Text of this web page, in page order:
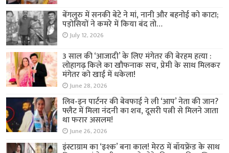
बेंगलुरु में सनकी बेटे ने मां, नानी और बहनोई को काटा;
पड़ोसियों ने कमरे में किया बंद तो…
July 12, 2026
3 साल की ‘आजादी’ के लिए मंगेतर की बेरहम हत्या :
लोहागढ़ किले का खौफनाक सच, प्रेमी के साथ मिलकर
मंगेतर को खाई में धकेला!
June 28, 2026
लिव-इन पार्टनर की बेवफाई ने ली ‘आप’ नेता की जान?
फ्लैट में मिला नंदनी का शव, दूसरी पत्नी से मिलने जाता
था फरार असलम!
June 26, 2026
इंस्टाग्राम का ‘इश्क’ बना काल! मेरठ में बॉयफ्रेंड के साथ